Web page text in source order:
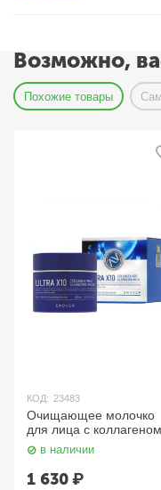
Возможно,
Похожие товары
КОД: 23483
Очищающее молочко
для лица с коллагеном
Ultra X10 Collagen
Cleansing Milk, 300 мл
Enough
в наличии
1 630₽